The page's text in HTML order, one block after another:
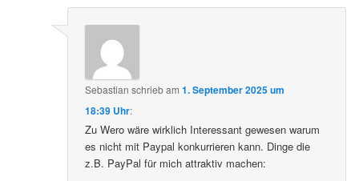
Sebastian schriebam1. September 2025 um
18:39 Uhr:
Zu Wero wäre wirklich Interessant gewesen warum
es nicht mit Paypal konkurrieren kann. Dinge die
z.B. PayPal für mich attraktiv machen: